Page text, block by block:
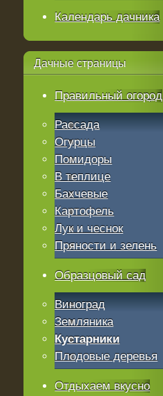
Календарь дачника
Дачные страницы
Правильный огород
Рассада
Огурцы
Помидоры
В теплице
Бахчевые
Картофель
Лук и чеснок
Пряности и зелень
Образцовый сад
Виноград
Земляника
Кустарники
Плодовые деревья
Отдыхаем вкусно